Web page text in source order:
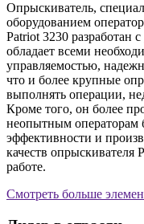
Опрыскиватель,
оборудованием
Patriot 3230 разработан
обладает всеми
управляемостью,
что и более крупные
выполнять операции,
Кроме того, он более
неопытным операторам
эффективности и
качеств опрыскивателя
работе.
Смотреть больше